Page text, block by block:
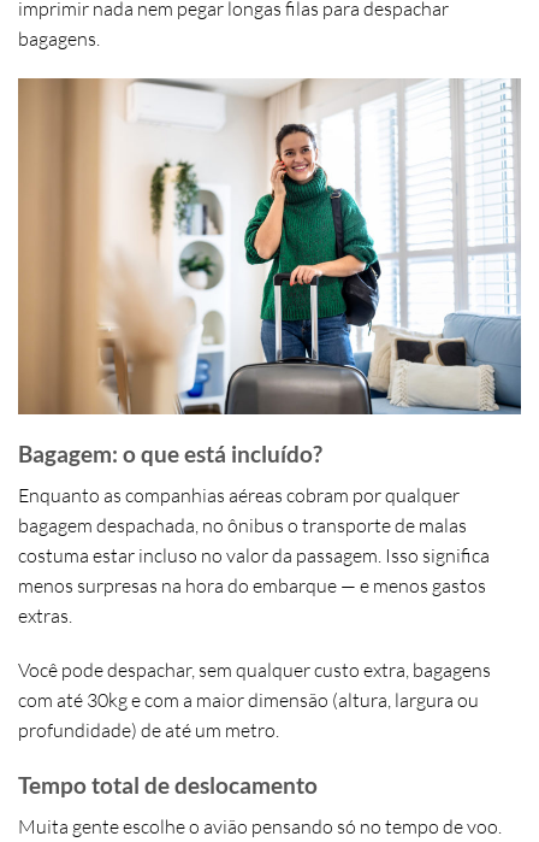
imprimir nada nem pegar longas filas para despachar
bagagens.
Bagagem: o que está incluído?
Enquanto as companhias aéreas cobram por qualquer
bagagem despachada, no ônibus o transporte de malas
costuma estar incluso no valor da passagem. Isso significa
menos surpresas na hora do embarque — e menos gastos
extras
Você pode despachar, sem qualquer custo extra, bagagens
com até 30kge com a maior dimensão (altura, largura ou
profundidade) deaté um metro.
Tempo total de deslocamento
Muita gente escolhe o avião pensando só no tempo de voo.